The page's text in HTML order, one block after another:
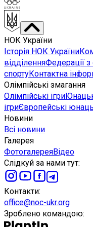
НОК України
Історія НОК України
відділенняФедерації з
спортуКонтактна
Олімпійські змагання
Олімпійські ігри
ігриЄвропейські
Новини
Всі новини
Галерея
ФотогалереяВідео
Слідкуй за нами тут:
Контакти:
office@noc-ukr.org
Зроблено командою: